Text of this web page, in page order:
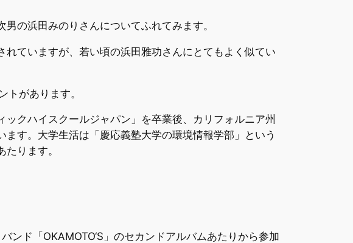
の浜田みのりさんについてふれてみます。
ていますが、若い頃の浜田雅功さんにとてもよく似てい
トがあります。
クハイスクールジャパン」を卒業後、カリフォルニア州
す。大学生活は「慶応義塾大学の環境情報学部」という
ります。
ンド「OKAMOTO‘S」のセカンドアルバムあたりから参加